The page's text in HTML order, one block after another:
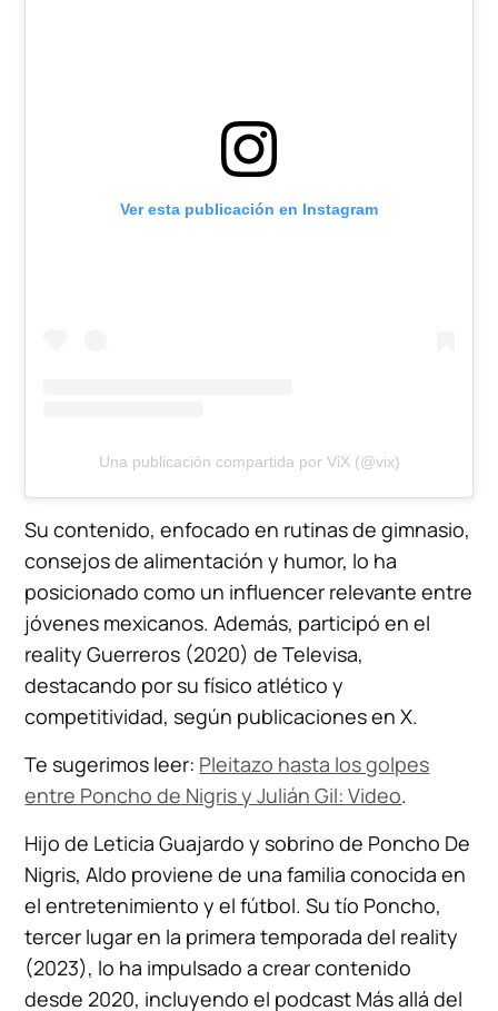
Ver esta publicación en Instagram
Una publicación compartida por ViX (@vix)
Su contenido, enfocado en rutinas de gimnasio,
consejos de alimentación y humor, lo ha
posicionado como un influencer relevante entre
jóvenes mexicanos. Además, participó en el
reality Guerreros (2020) de Televisa,
destacando por su físico atlético y
competitividad, según publicaciones en X.
Te sugerimos leer: Pleitazo hasta los golpes
entre Poncho de Nigris y Julián Gil: Video.
Hijo de Leticia Guajardo y sobrino de Poncho De
Nigris, Aldo proviene de una familia conocida en
el entretenimiento y el fútbol. Su tío Poncho,
tercer lugar en la primera temporada del reality
(2023), lo ha impulsado a crear contenido
desde 2020, incluyendo el podcast Más allá del